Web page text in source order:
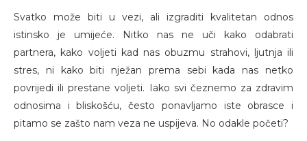
Svatko može biti u vezi, ali izgraditi kvalitetan odnos
istinsko je umijeće. Nitko nas ne uči kako odabrati
partnera, kako voljeti kad nas obuzmu strahovi, ljutnja ili
stres, ni kako biti nježan prema sebi kada nas netko
povrijedi ili prestane voljeti. Iako svi čeznemo za zdravim
odnosima i bliskošću, često ponavljamo iste obrasce i
pitamo se zašto nam veza ne uspijeva. No odakle početi?